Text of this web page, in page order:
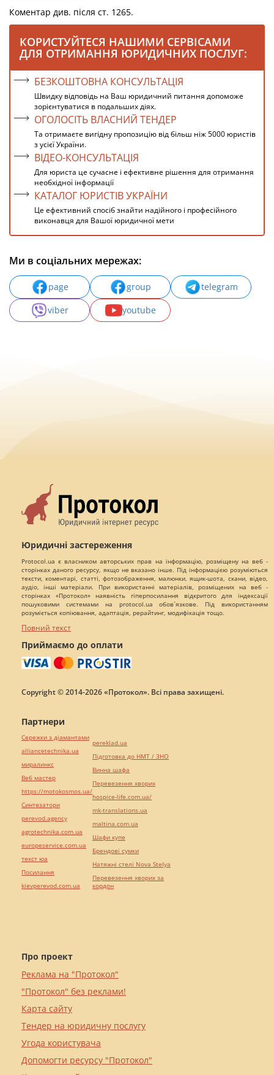
Коментар див. після ст. 1265.
КОРИСТУЙТЕСЯ НАШИМИ СЕРВІСАМИ
ДЛЯ ОТРИМАННЯ ЮРИДИЧНИХ ПОСЛУГ:
БЕЗКОШТОВНА КОНСУЛЬТАЦІЯ
Швидку відповідь на Ваш юридичний питання допоможе
зорієнтуватися в подальших діях.
ОГОЛОСІТЬ ВЛАСНИЙ ТЕНДЕР
Та отримаєте вигідну пропозицію від більш ніж 5000 юристів
з усієї України.
ВІДЕО-КОНСУЛЬТАЦІЯ
Для юриста це сучасне і ефективне рішення для отримання
необхідної інформації
КАТАЛОГ ЮРИСТІВ УКРАЇНИ
Це ефективний спосіб знайти надійного і професійного
виконавця для Вашої юридичної мети
Ми в соціальних мережах:
page group
telegram
viber
youtube
Юридичні застереження
Protocol.ua є власником авторських прав на інформацію, розміщену на веб -
сторінках даного ресурсу, якщо не вказано інше. Під інформацією розуміються
тексти, коментарі, статті, фотозображення, малюнки, ящик-шота, скани, відео,
аудіо, інші матеріали. При використанні матеріалів, розміщених на веб -
сторінках «Протокол» наявність гіперпосилання відкритого для індексації
пошуковими системами на protocol.ua обов`язкове. Під використанням
розуміється копіювання, адаптація, рерайтинг, модифікація тощо.
Повний текст
Приймаємо до оплати
Copyright © 2014-2026 «Протокол». Всі права захищені.
Про проект
Реклама на "Протокол"
"Протокол" без реклами!
Карта сайту
Тендер на юридичну послугу
Угода користувача
Допомогти ресурсу "Протокол"
Партнери
Сережки з діамантами
alliancetechnika.ua
миралинкс
Веб мастер
https://motokosmos.ua/
Синтезатори
perevod.agency
agrotechnika.com.ua
europeservice.com.ua
текст юа
Посилання
kievperevod.com.ua
pereklad.ua
Підготовка до НМТ / ЗНО
Винна шафа
Перевезення хворих
hospice-life.com.ua/
mk-translations.ua
maltina.com.ua
Шафи купе
Брендові сумки
Натяжні стелі Nova Stelya
Перевезення хворих за
кордон